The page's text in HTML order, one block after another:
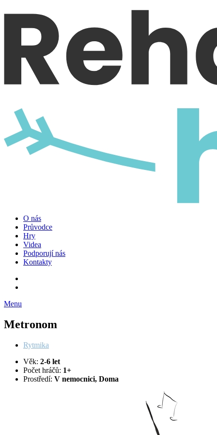
O nás
Průvodce
Hry
Videa
Podporují nás
Kontakty
Menu
Metronom
Rytmika
Věk: 2-6 let
Počet hráčů: 1+
Prostředí: V nemocnici, Doma